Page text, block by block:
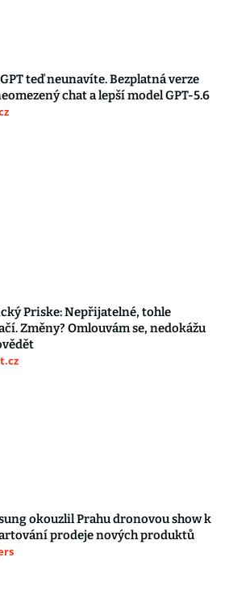
teď neunavíte. Bezplatná verze
chat a lepší model GPT-5.6
Priske: Nepřijatelné, tohle
Změny? Omlouvám se, nedokážu
okouzlil Prahu dronovou show k
prodeje nových produktů